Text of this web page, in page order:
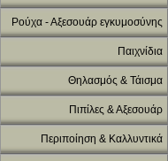
Ρούχα - Αξεσουάρ εγκυμοσύνης
Παιχνίδια
Θηλασμός & Τάισμα
Πιπίλες & Αξεσουάρ
Περιποίηση & Καλλυντικά